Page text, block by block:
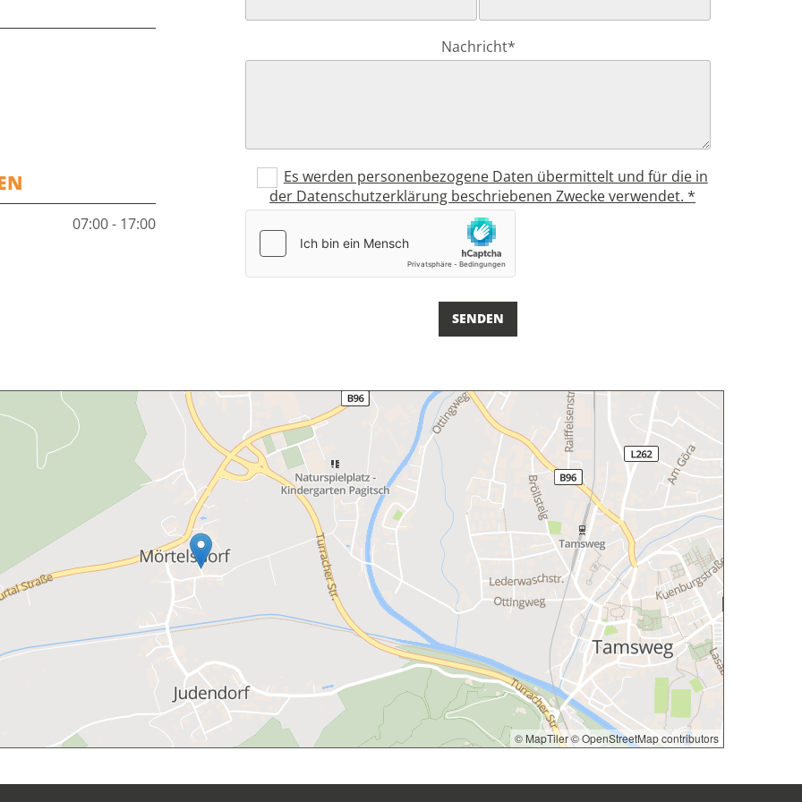
07:00 - 17:00
Nachricht*
Es werden personenbezogene Daten übermittelt und für die in
der Datenschutzerklärung beschriebenen Zwecke verwendet. *
© MapTiler© OpenStreetMap contributors